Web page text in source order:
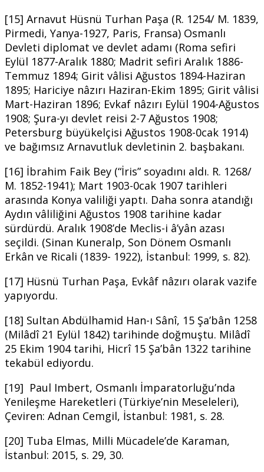
[15] Arnavut Hüsnü Turhan Paşa (R. 1254/ M. 1839,
Pirmedi, Yanya-1927, Paris, Fransa) Osmanlı
Devleti diplomat ve devlet adamı (Roma sefiri
Eylül 1877-Aralık 1880; Madrit sefiri Aralık 1886-
Temmuz 1894; Girit vâlisi Ağustos 1894-Haziran
1895; Hariciye nâzırı Haziran-Ekim 1895; Girit vâlisi
Mart-Haziran 1896; Evkaf nâzırı Eylül 1904-Ağustos
1908; Şura-yı devlet reisi 2-7 Ağustos 1908;
Petersburg büyükelçisi Ağustos 1908-0cak 1914)
ve bağımsız Arnavutluk devletinin 2. başbakanı.
[16] İbrahim Faik Bey (“İris” soyadını aldı. R. 1268/
M. 1852-1941); Mart 1903-0cak 1907 tarihleri
arasında Konya valiliği yaptı. Daha sonra atandığı
Aydın vâliliğini Ağustos 1908 tarihine kadar
sürdürdü. Aralık 1908’de Meclis-i â’yân azası
seçildi. (Sinan Kuneralp, Son Dönem Osmanlı
Erkân ve Ricali (1839- 1922), İstanbul: 1999, s. 82).
[17] Hüsnü Turhan Paşa, Evkâf nâzırı olarak vazife
yapıyordu.
[18] Sultan Abdülhamid Han-ı Sânî, 15 Şa’bân 1258
(Milâdî 21 Eylül 1842) tarihinde doğmuştu. Milâdî
25 Ekim 1904 tarihi, Hicrî 15 Şa’bân 1322 tarihine
tekabül ediyordu.
[19] Paul Imbert, Osmanlı İmparatorluğu’nda
Yenileşme Hareketleri (Türkiye’nin Meseleleri),
Çeviren: Adnan Cemgil, İstanbul: 1981, s. 28.
[20] Tuba Elmas, Milli Mücadele’de Karaman,
İstanbul: 2015, s. 29, 30.